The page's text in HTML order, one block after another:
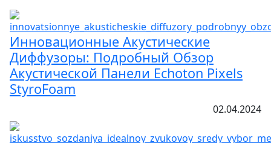
Инновационные Акустические
Диффузоры: Подробный Обзор
Акустической Панели Echoton Pixels
StyroFoam
02.04.2024